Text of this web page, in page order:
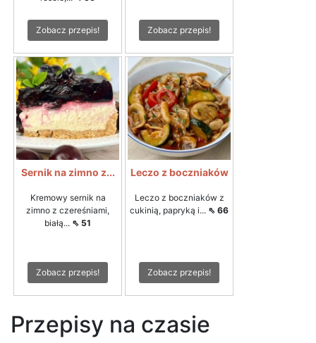
Zobacz przepis! Zobacz przepis!
Sernik na zimno z...
Kremowy sernik na
zimno z czereśniami,
białą... ⇖ 51
Zobacz przepis!
Leczo z boczniaków
Leczo z boczniaków z
cukinią, papryką i... ⇖ 66
Zobacz przepis!
Przepisy na czasie